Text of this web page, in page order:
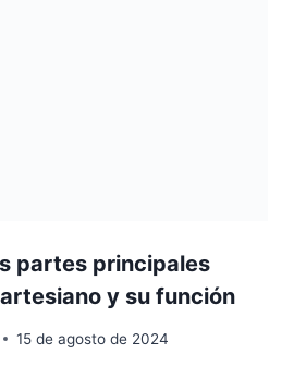
partes principales
y su función
15 de agosto de 2024